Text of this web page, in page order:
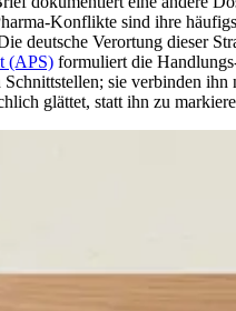
Konflikte sind ihre
deutsche Verortung dieser
(APS) formuliert die
sie verbinden ihn
glättet, statt ihn zu